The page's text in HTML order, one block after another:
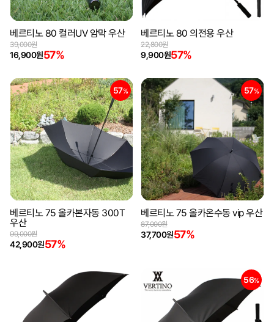
베르티노 80 컬러UV 암막 우산
16,900원57%
39,000원
베르티노 80 의전용 우산
9,900원57%
22,800원
57%
베르티노 75 올카본자동 300T
우산
42,900원57%
99,000원
57%
베르티노 75 올카온수동 vip 우산
37,700원57%
87,000원
56%